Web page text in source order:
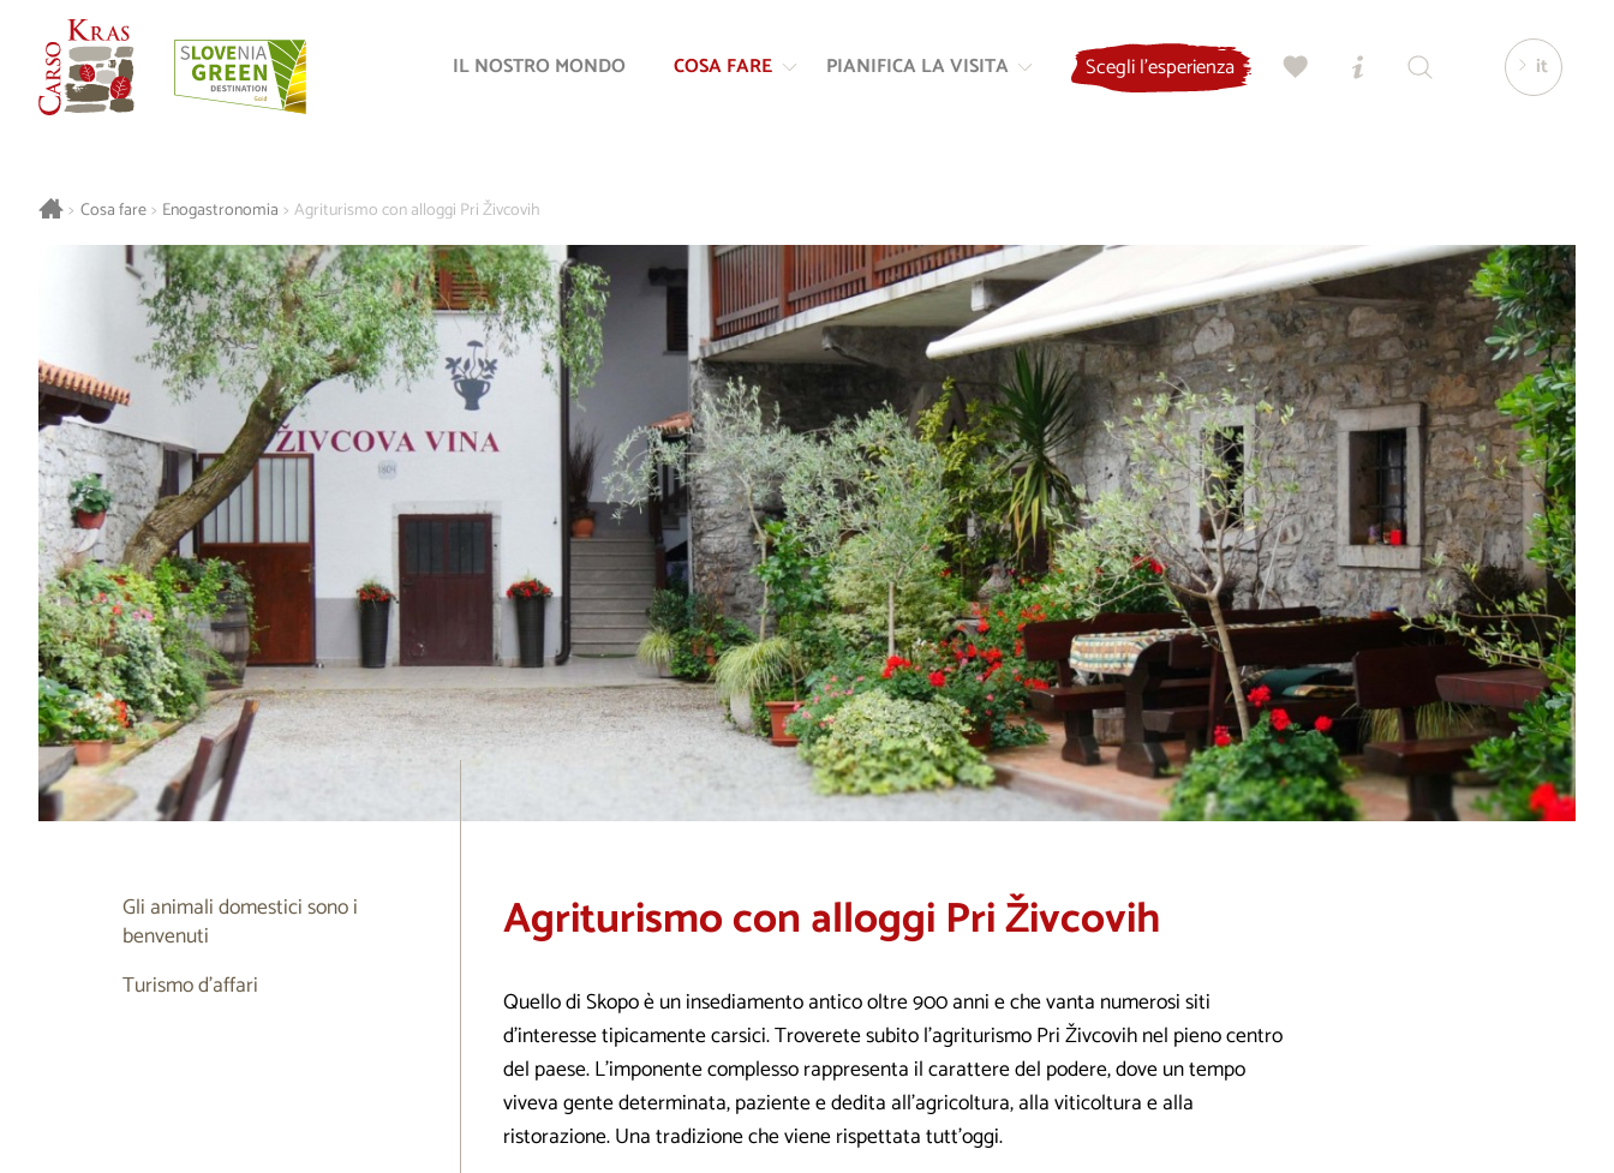
alla
IL NOSTRO MONDO COSA FARE PIANIFICA LA VISITA Scegli l'esperienza it
> Cosa fare > Enogastronomia > Agriturismo con alloggi Pri Živcovih
Agriturismo con alloggi Pri Živcovih
Quello di Skopo è un insediamento antico oltre 900 anni e che vanta numerosi siti
d’interesse tipicamente carsici. Troverete subito l’agriturismo Pri Živcovih nel pieno centro
del paese. L’imponente complesso rappresenta il carattere del podere, dove un tempo
viveva gente determinata, paziente e dedita all’agricoltura, alla viticoltura e alla
ristorazione. Una tradizione che viene rispettata tutt’oggi.
Gli animali domestici sono i
benvenuti
Turismo d’affari